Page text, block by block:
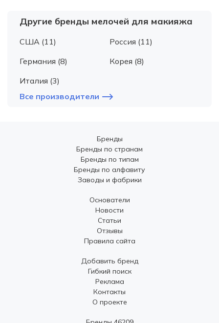
Другие бренды мелочей для макияжа
США (11)
Россия (11)
Германия (8)
Корея (8)
Италия (3)
Все производители
Бренды
Бренды по странам
Бренды по типам
Бренды по алфавиту
Заводы и фабрики
Основатели
Новости
Статьи
Отзывы
Правила сайта
Добавить бренд
Гибкий поиск
Реклама
Контакты
О проекте